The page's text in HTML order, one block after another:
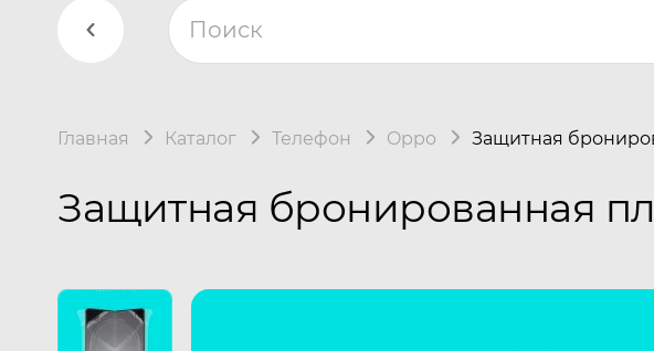
Главная Каталог Телефон Oppo Защитная
Защитная бронированная